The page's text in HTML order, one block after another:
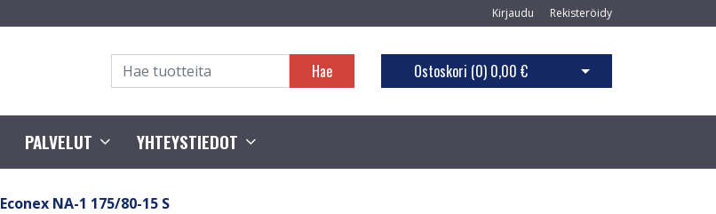
Kirjaudu Rekisteröidy
Hae Ostoskori (0) 0,00 € Avaa ostoskori
PALVELUT YHTEYSTIEDOT
Econex NA-1 175/80-15 S